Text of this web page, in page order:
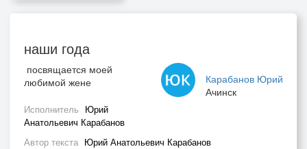
наши года
Карабанов Юрий
Ачинск
посвящается моей
любимой жене
Исполнитель Юрий
Анатольевич Карабанов
Автор текста Юрий Анатольевич Карабанов